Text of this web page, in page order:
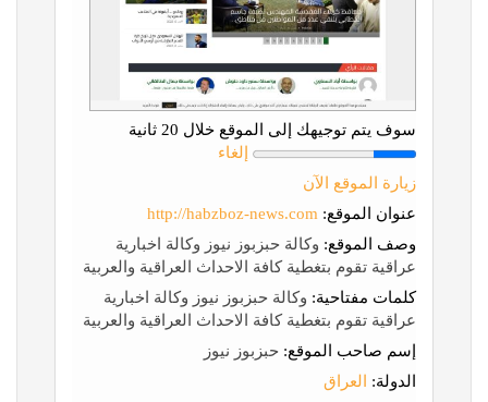
سوف يتم توجيهك إلى الموقع خلال 20 ثانية
إلغاء
زيارة الموقع الآن
عنوان الموقع: http://habzboz-news.com
وصف الموقع: وكالة حبزبوز نيوز وكالة اخبارية
عراقية تقوم بتغطية كافة الاحداث العراقية والعربية
كلمات مفتاحية: وكالة حبزبوز نيوز وكالة اخبارية
عراقية تقوم بتغطية كافة الاحداث العراقية والعربية
إسم صاحب الموقع: حبزبوز نيوز
الدولة:
العراق